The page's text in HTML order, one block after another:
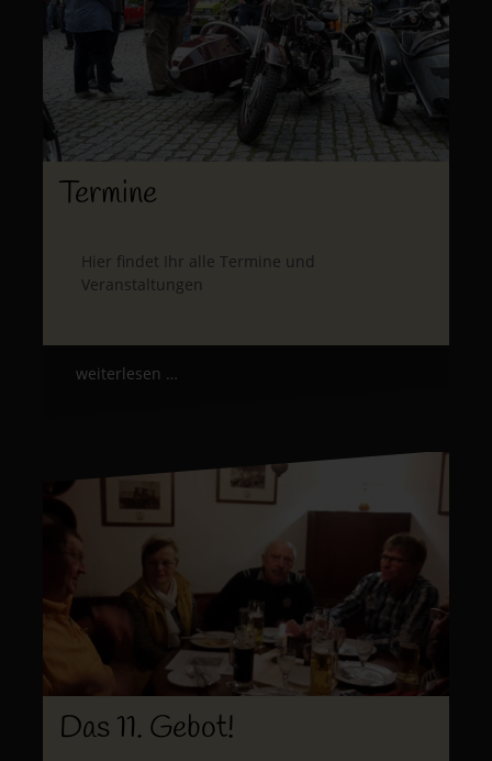
Termine
Hier findet Ihr alle Termine und
Veranstaltungen
weiterlesen …
Das 11. Gebot!